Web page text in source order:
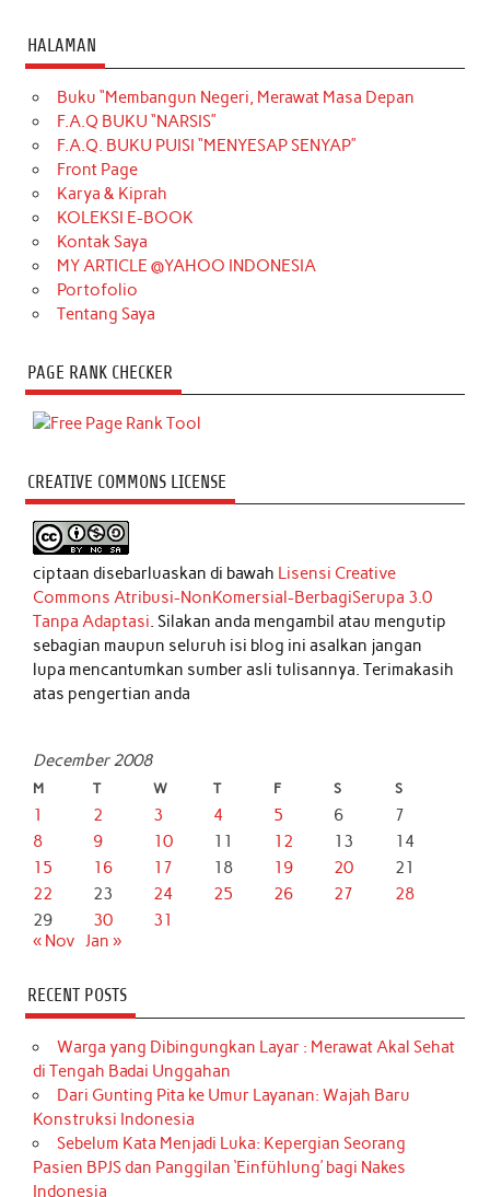
HALAMAN
Buku “Membangun Negeri, Merawat Masa Depan
F.A.Q BUKU “NARSIS”
F.A.Q. BUKU PUISI “MENYESAP SENYAP”
Front Page
Karya & Kiprah
KOLEKSI E-BOOK
Kontak Saya
MY ARTICLE @YAHOO INDONESIA
Portofolio
Tentang Saya
PAGE RANK CHECKER
CREATIVE COMMONS LICENSE
ciptaan disebarluaskan di bawah Lisensi Creative
Commons Atribusi-NonKomersial-BerbagiSerupa 3.0
Tanpa Adaptasi. Silakan anda mengambil atau mengutip
sebagian maupun seluruh isi blog ini asalkan jangan
lupa mencantumkan sumber asli tulisannya. Terimakasih
atas pengertian anda
December 2008
M T W T F S S
1 2 3 4 5 6
7
8
9 10 11 12 13
14
15
16 17 18 19 20
21
22
23 24 25 26 27
28
29
30
31
« Nov Jan »
RECENT POSTS
Warga yang Dibingungkan Layar : Merawat Akal Sehat
di Tengah Badai Unggahan
Dari Gunting Pita ke Umur Layanan: Wajah Baru
Konstruksi Indonesia
Sebelum Kata Menjadi Luka: Kepergian Seorang
Pasien BPJS dan Panggilan ‘Einfühlung’ bagi Nakes
Indonesia